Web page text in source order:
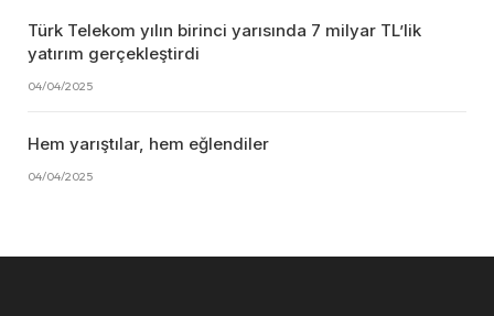
Türk Telekom yılın birinci yarısında 7 milyar TL’lik
yatırım gerçekleştirdi
04/04/2025
Hem yarıştılar, hem eğlendiler
04/04/2025